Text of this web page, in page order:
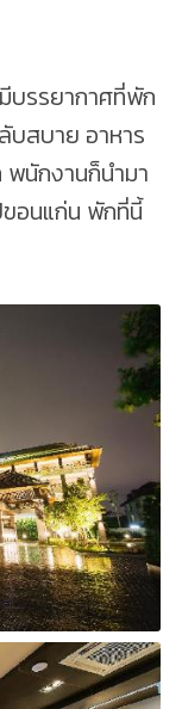
บรรยากาศที่พัก
บสบาย อาหาร
พนักงานก็นำมา
ขอนแก่น พักที่นี้